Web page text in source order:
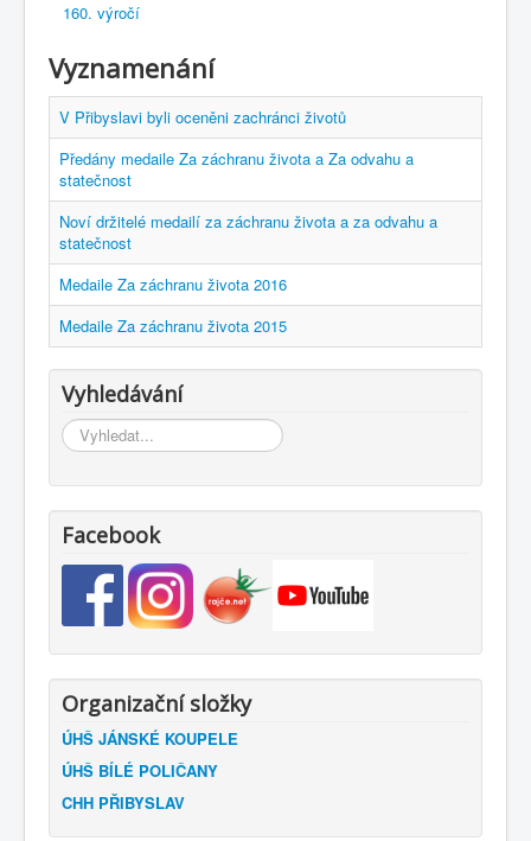
160. výročí
Vyznamenání
V Přibyslavi byli oceněni zachránci životů
Předány medaile Za záchranu života a Za odvahu a
statečnost
Noví držitelé medailí za záchranu života a za odvahu a
statečnost
Medaile Za záchranu života 2016
Medaile Za záchranu života 2015
Vyhledávání
Vyhledávání...
Facebook
Organizační složky
ÚHŠ JÁNSKÉ KOUPELE
ÚHŠ BÍLÉ POLIČANY
CHH PŘIBYSLAV